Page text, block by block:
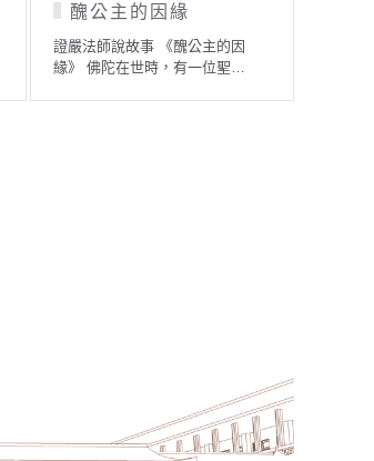
王子與仙人
證嚴法師說故事 《王子與仙人》
過去無量劫以前，有一個…